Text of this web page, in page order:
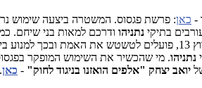
: פרשת פגסוס. המשטרה ביצעה שימוש נרחב
בתיקינתניהוודרכם למאות בני שיחם. כמה
כלי תקשורת, ובראשם ערוץ 13, פועלים לטשטש את האמת ובכך למנוע בירור
. מי שהכשיר את השימוש המופקר בפגסוס
יצחק "אלפים הואזנו בניגוד לחוק"-כאן.